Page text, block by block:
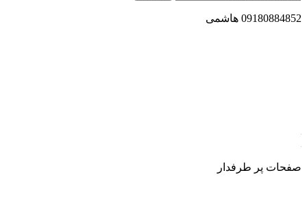
09180884852 هاشمی
صفحات پر طرفدار